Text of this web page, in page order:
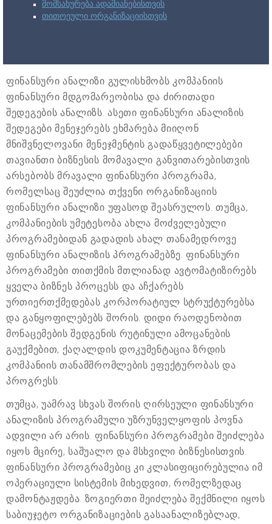
მომსახურება ადამიანებისთვის
თითოეული ორგანიზაციისთვის
ფინანსური ანალიზი გულისხმობს კომპანიის
ფინანსური მდგომარეობისა და ძირითადი
შედეგების ანალიზს. ასეთი ფინანსური ანალიზის
შედეგები მენეჯერებს ეხმარება მიიღონ
მნიშვნელოვანი მენეჯმენტის გადაწყვეტილებები
თავიანთი ბიზნესის მომავალი განვითარებისთვის.
არსებობს მრავალი ფინანსური პროგრამა,
რომელსაც შეუძლია თქვენი ორგანიზაციის
ფინანსური ანალიზი უფასოდ შეასრულოს. თუმცა,
კომპანიების უმეტესობა ახლა მოძველებული
პროგრამებიდან გადადის ახალ თანამედროვე
ფინანსური ანალიზის პროგრამებზე. ფინანსური
პროგრამები თითქმის მთლიანად ავტომატიზირებს
ყველა ბიზნეს პროცესს და აჩქარებს
ურთიერთქმედებას კორპორატიულ სტრუქტურებსა
და განყოფილებებს შორის. დიდი რაოდენობით
მონაცემების შედგენის რუტინული ამოცანების
გაუქმებით, ქაღალდის დოკუმენტაცია ზრდის
კომპანიის თანამშრომლების ეფექტურობას და
პროგრესს.
თუმცა, უამრავ სხვას შორის ღირსეული ფინანსური
ანალიზის პროგრამული უზრუნველყოფის პოვნა
ადვილი არ არის. ფინანსური პროგრამები შეიძლება
იყოს მცირე, საშუალო და მსხვილი ბიზნესისთვის.
ფინანსური პროგრამებიც კი კლასიფიცირებულია იმ
ოპერაციული სისტემის მიხედვით, რომელზედაც
დამონტაჟდება. ზოგიერთი შეიძლება შექმნილი იყოს
საბიუჯეტო ორგანიზაციების გასაანალიზებლად,